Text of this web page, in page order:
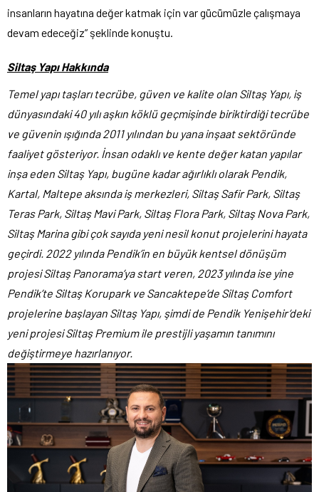
insanların hayatına değer katmak için var gücümüzle çalışmaya
devam edeceğiz” şeklinde konuştu.
Siltaş Yapı Hakkında
Temel yapı taşları tecrübe, güven ve kalite olan Siltaş Yapı, iş
dünyasındaki 40 yılı aşkın köklü geçmişinde biriktirdiği tecrübe
ve güvenin ışığında 2011 yılından bu yana inşaat sektöründe
faaliyet gösteriyor. İnsan odaklı ve kente değer katan yapılar
inşa eden Siltaş Yapı, bugüne kadar ağırlıklı olarak Pendik,
Kartal, Maltepe aksında iş merkezleri, Siltaş Safir Park, Siltaş
Teras Park, Siltaş Mavi Park, Siltaş Flora Park, Siltaş Nova Park,
Siltaş Marina gibi çok sayıda yeni nesil konut projelerini hayata
geçirdi. 2022 yılında Pendik’in en büyük kentsel dönüşüm
projesi Siltaş Panorama’ya start veren, 2023 yılında ise yine
Pendik’te Siltaş Korupark ve Sancaktepe’de Siltaş Comfort
projelerine başlayan Siltaş Yapı, şimdi de Pendik Yenişehir’deki
yeni projesi Siltaş Premium ile prestijli yaşamın tanımını
değiştirmeye hazırlanıyor.